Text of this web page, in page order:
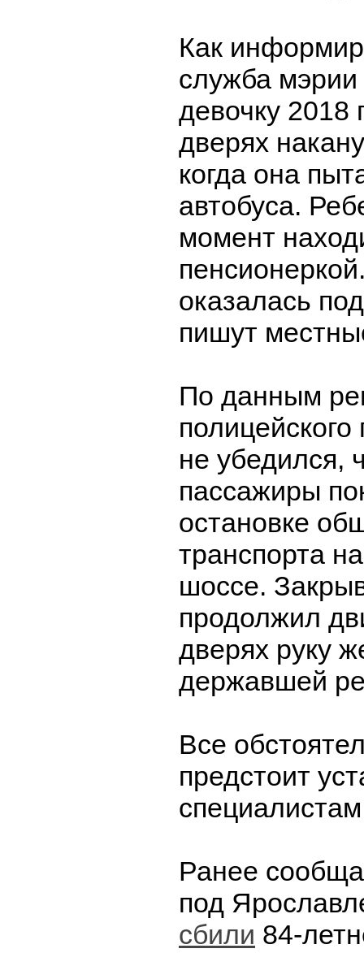
Как
служба
девочку 2018
дверях
когда она
автобуса.
момент
оказалась
пишут
По данным
полицейского
не убедился,
пассажиры
остановке
транспорта
шоссе.
продолжил
дверях руку
державшей
Все
предстоит
Ранее
под
сбили 84-